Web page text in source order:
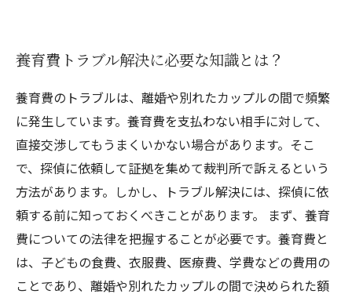
養育費トラブル解決に必要な知識とは？
養育費のトラブルは、離婚や別れたカップルの間で頻繁
に発生しています。養育費を支払わない相手に対して、
直接交渉してもうまくいかない場合があります。そこ
で、探偵に依頼して証拠を集めて裁判所で訴えるという
方法があります。しかし、トラブル解決には、探偵に依
頼する前に知っておくべきことがあります。 まず、養育
費についての法律を把握することが必要です。養育費と
は、子どもの食費、衣服費、医療費、学費などの費用の
ことであり、離婚や別れたカップルの間で決められた額